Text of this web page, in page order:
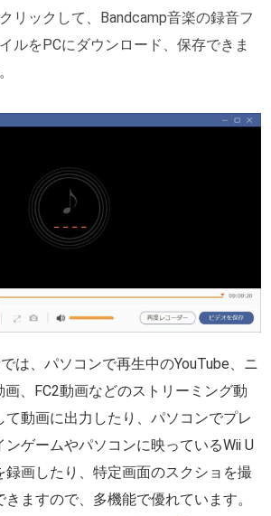
リックして、Bandcamp音楽の録音フ
ルをPCにダウンロード、保存できま
は、パソコンで再生中のYouTube、ニ
画、FC2動画などのストリーミング動
て動画に出力したり、パソコンでプレ
ゲームやパソコンに映っているWii U
録画したり、特定画面のスクショを撮
ますので、多機能で優れています。